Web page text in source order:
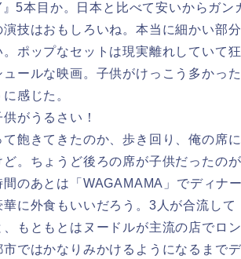
5本目か。日本と比べて安いからガン
演技はおもしろいね。本当に細かい部
ポップなセットは現実離れしていて
ュールな映画。子供がけっこう多かっ
感じた。
がうるさい！
て飽きてきたのか、歩き回り、俺の席
。ちょうど後ろの席が子供だったのが
のあとは「WAGAMAMA」でディナー
華に外食もいいだろう。3人が合流して
、もともとはヌードルが主流の店でロ
ではかなりみかけるようになるまでデ